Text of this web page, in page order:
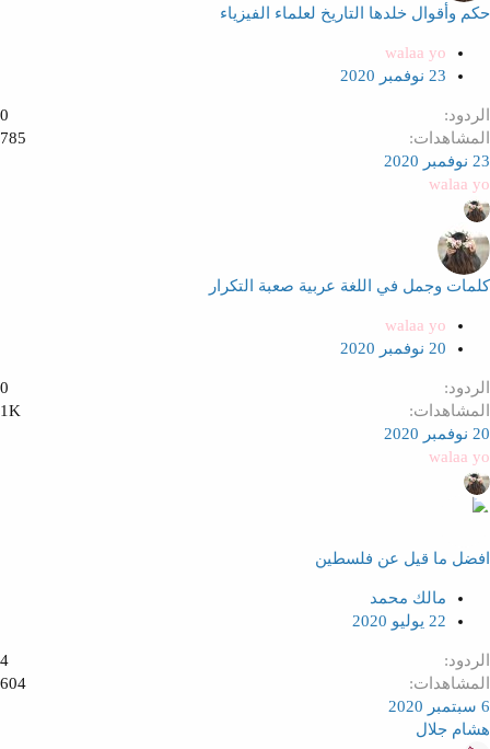
حكم وأقوال خلدها التاريخ لعلماء الفيزياء
walaa yo
23 نوفمبر 2020
الردود
0
المشاهدات
785
23 نوفمبر 2020
walaa yo
كلمات وجمل في اللغة عربية صعبة التكرار
walaa yo
20 نوفمبر 2020
الردود
0
المشاهدات
1K
20 نوفمبر 2020
walaa yo
افضل ما قيل عن فلسطين
مالك محمد
22 يوليو 2020
الردود
4
المشاهدات
604
6 سبتمبر 2020
هشام جلال